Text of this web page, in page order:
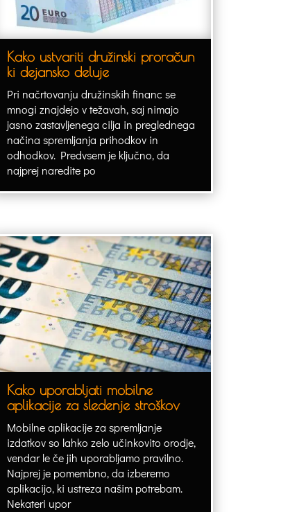
Kako ustvariti družinski proračun
ki dejansko deluje
Pri načrtovanju družinskih financ se
mnogi znajdejo v težavah, saj nimajo
jasno zastavljenega cilja in preglednega
načina spremljanja prihodkov in
odhodkov. Predvsem je ključno, da
najprej naredite po
Kako uporabljati mobilne
aplikacije za sledenje stroškov
Mobilne aplikacije za spremljanje
izdatkov so lahko zelo učinkovito orodje,
vendar le če jih uporabljamo pravilno.
Najprej je pomembno, da izberemo
aplikacijo, ki ustreza našim potrebam.
Nekateri upor